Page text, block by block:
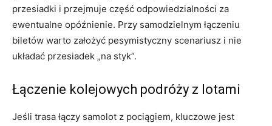
przesiadki i przejmuje część odpowiedzialności za
ewentualne opóźnienie. Przy samodzielnym łączeniu
biletów warto założyć pesymistyczny scenariusz i nie
układać przesiadek „na styk”.
Łączenie kolejowych podróży z lotami
Jeśli trasa łączy samolot z pociągiem, kluczowe jest